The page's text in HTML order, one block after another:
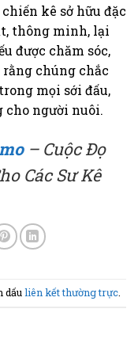
kê sở hữu đặc
thông minh, lại
được chăm sóc,
chúng chắc
mọi sới đấu,
cho người nuôi.
– Cuộc Đọ
Các Sư Kê
dấuliên kết thường trực.